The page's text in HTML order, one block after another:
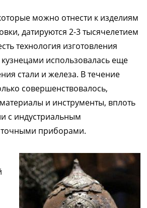
можно отнести к изделиям
датируются 2-3 тысячелетием
технология изготовления
использовалась еще
стали и железа. В течение
совершенствовалось,
и инструменты, вплоть
с индустриальным
приборами.